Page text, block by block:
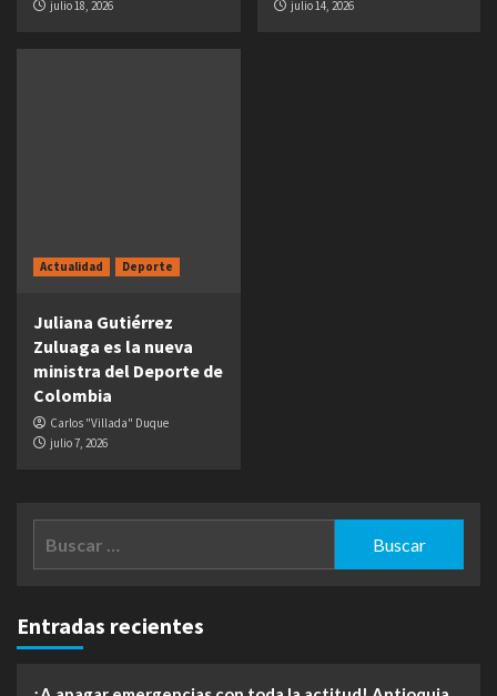
julio 18, 2026
julio 14, 2026
Actualidad Deporte
Juliana Gutiérrez
Zuluaga es la nueva
ministra del Deporte de
Colombia
Carlos "Villada" Duque
julio 7, 2026
Entradas recientes